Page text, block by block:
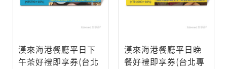
漢來海港餐廳平日下
午茶好禮即享券(台北
漢來海港餐廳平日晚
餐好禮即享券(台北專